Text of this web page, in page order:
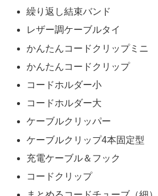
繰り返し結束バンド
レザー調ケーブルタイ
かんたんコードクリップミニ
かんたんコードクリップ
コードホルダー小
コードホルダー大
ケーブルクリッパー
ケーブルクリップ4本固定型
充電ケーブル＆フック
コードクリップ